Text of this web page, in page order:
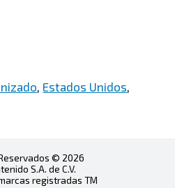
Estados Unidos
© 2026
S.A. de C.V.
registradas TM